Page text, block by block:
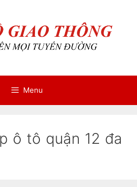
Menu
ô tô quận 12 đa